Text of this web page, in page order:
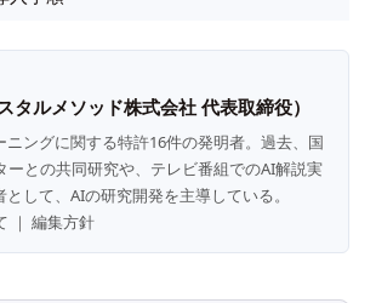
タルメソッド株式会社 代表取締役）
ニングに関する特許16件の発明者。過去、国
ーとの共同研究や、テレビ番組でのAI解説実
して、AIの研究開発を主導している。
｜編集方針